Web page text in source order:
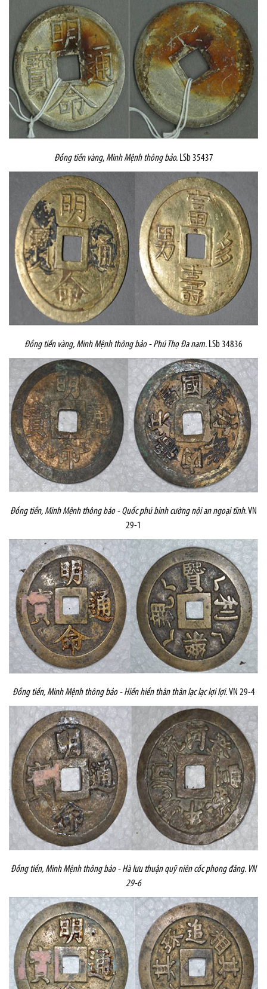
Đồng tiền vàng,Minh Mệnh thông bảo. LSb 35437
Đồng tiền vàng,Minh Mệnh thông bảo - Phú Thọ Đa nam. LSb 34836
Đồng tiền,Minh Mệnh thông bảo - Quốc phú binh cường nội an ngoại tĩnh. VN
29-1
Đồng tiền,Minh Mệnh thông bảo - Hiền hiền thân thân lạc lạc lợi lợi.VN 29-4
Đồng tiền,Minh Mệnh thông bảo - Hà lưu thuận quỹ niên cốc phong đăng. VN
29-6